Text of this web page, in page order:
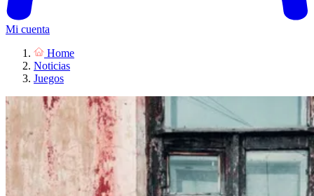
Mi cuenta
Home
Noticias
Juegos